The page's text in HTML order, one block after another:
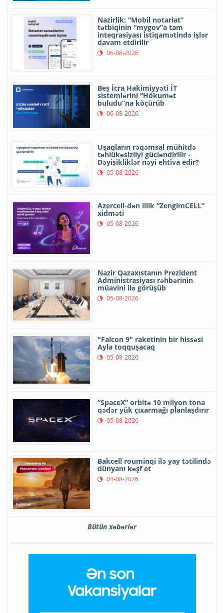
Nazirlik: “Mobil notariat”
tətbiqinin “mygov”a tam
inteqrasiyası istiqamətində işlər
davam etdirilir
06-08-2026
Beş İcra Hakimiyyəti İT
sistemlərini “Hökumət
buludu”na köçürüb
06-08-2026
Uşaqların rəqəmsal mühitdə
təhlükəsizliyi gücləndirilir -
Dəyişikliklər nəyi ehtiva edir?
05-08-2026
Azercell-dən illik “ZengimCELL”
xidməti
05-08-2026
Nazir Qazaxıstanın Prezident
Administrasiyası rəhbərinin
müavini ilə görüşüb
05-08-2026
"Falcon 9" raketinin bir hissəsi
Ayla toqquşacaq
05-08-2026
“SpaceX” orbitə 10 milyon tona
qədər yük çıxarmağı planlaşdırır
05-08-2026
Bakcell rouminqi ilə yay tətilində
dünyanı kəşf et
04-08-2026
Bütün xəbərlər